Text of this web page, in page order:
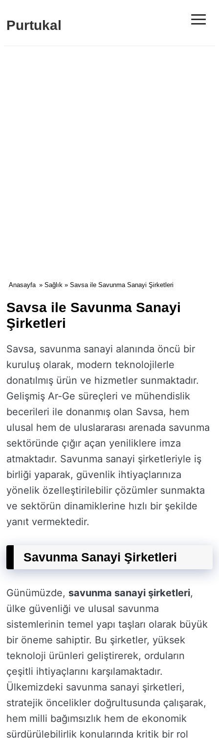
Purtukal ≡
Anasayfa » Sağlık » Savsa ile Savunma Sanayi Şirketleri
Savsa ile Savunma Sanayi
Şirketleri
Savsa, savunma sanayi alanında öncü bir
kuruluş olarak, modern teknolojilerle
donatılmış ürün ve hizmetler sunmaktadır.
Gelişmiş Ar-Ge süreçleri ve mühendislik
becerileri ile donanmış olan Savsa, hem
ulusal hem de uluslararası arenada savunma
sektöründe çığır açan yeniliklere imza
atmaktadır. Savunma sanayi şirketleriyle iş
birliği yaparak, güvenlik ihtiyaçlarınıza
yönelik özelleştirilebilir çözümler sunmakta
ve sektörün dinamiklerine hızlı bir şekilde
yanıt vermektedir.
Savunma Sanayi Şirketleri
Günümüzde, savunma sanayi şirketleri,
ülke güvenliği ve ulusal savunma
sistemlerinin temel yapı taşları olarak büyük
bir öneme sahiptir. Bu şirketler, yüksek
teknoloji ürünleri geliştirerek, orduların
çeşitli ihtiyaçlarını karşılamaktadır.
Ülkemizdeki savunma sanayi şirketleri,
stratejik öncelikler doğrultusunda çalışarak,
hem milli bağımsızlık hem de ekonomik
sürdürülebilirlik konularında kritik bir rol